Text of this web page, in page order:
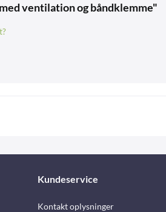
ventilation og båndklemme"
Kundeservice
Kontakt oplysninger